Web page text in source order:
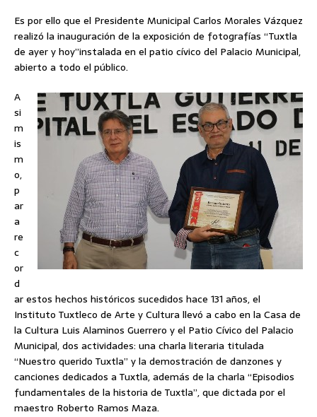
Es por ello que el Presidente Municipal Carlos Morales Vázquez
realizó la inauguración de la exposición de fotografías “Tuxtla
de ayer y hoy”instalada en el patio cívico del Palacio Municipal,
abierto a todo el público.
A
si
m
is
m
o,
p
ar
a
re
c
or
d
ar estos hechos históricos sucedidos hace 131 años, el
Instituto Tuxtleco de Arte y Cultura llevó a cabo en la Casa de
la Cultura Luis Alaminos Guerrero y el Patio Cívico del Palacio
Municipal, dos actividades: una charla literaria titulada
“Nuestro querido Tuxtla” y la demostración de danzones y
canciones dedicados a Tuxtla, además de la charla “Episodios
fundamentales de la historia de Tuxtla”, que dictada por el
maestro Roberto Ramos Maza.